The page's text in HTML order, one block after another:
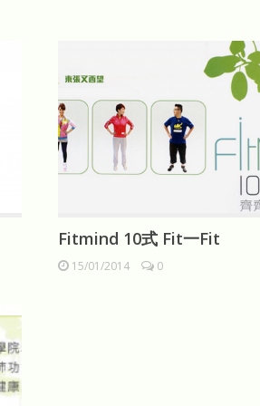
Fitmind 10式 Fit一Fit
15/01/2014 0